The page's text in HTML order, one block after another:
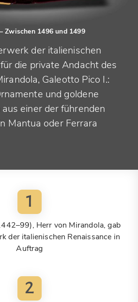
Zwischen 1496 und 1499
der italienischen
die private Andacht des
Galeotto Pico I.:
und goldene
einer der führenden
Mantua oder Ferrara
1
Herr von Mirandola, gab
der italienischen Renaissance in
Auftrag
2